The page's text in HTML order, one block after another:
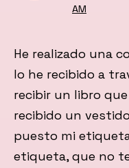
AM
He realizado una
lo he recibido a
recibir un libro
recibido un
puesto mi
etiqueta, que no